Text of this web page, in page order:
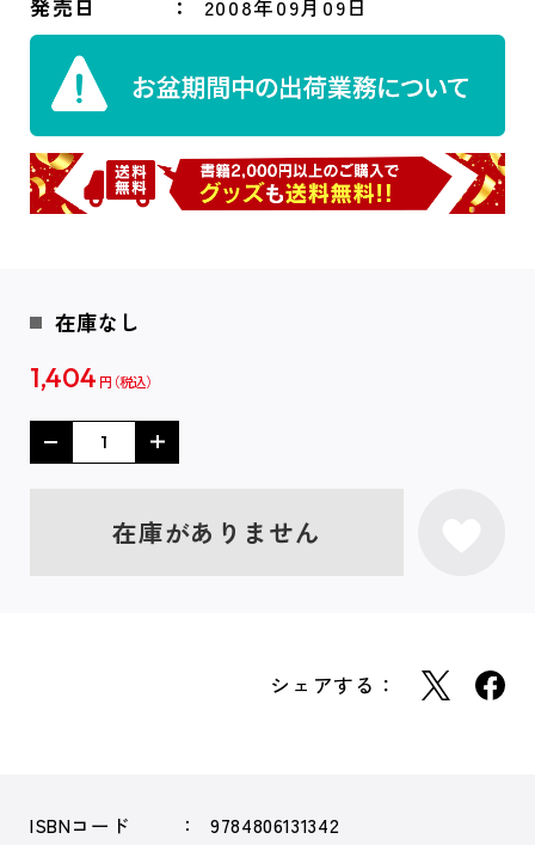
発売日 2008年09月09日
在庫なし
1,404 円
在庫がありません
シェアする：
ISBNコード
9784806131342